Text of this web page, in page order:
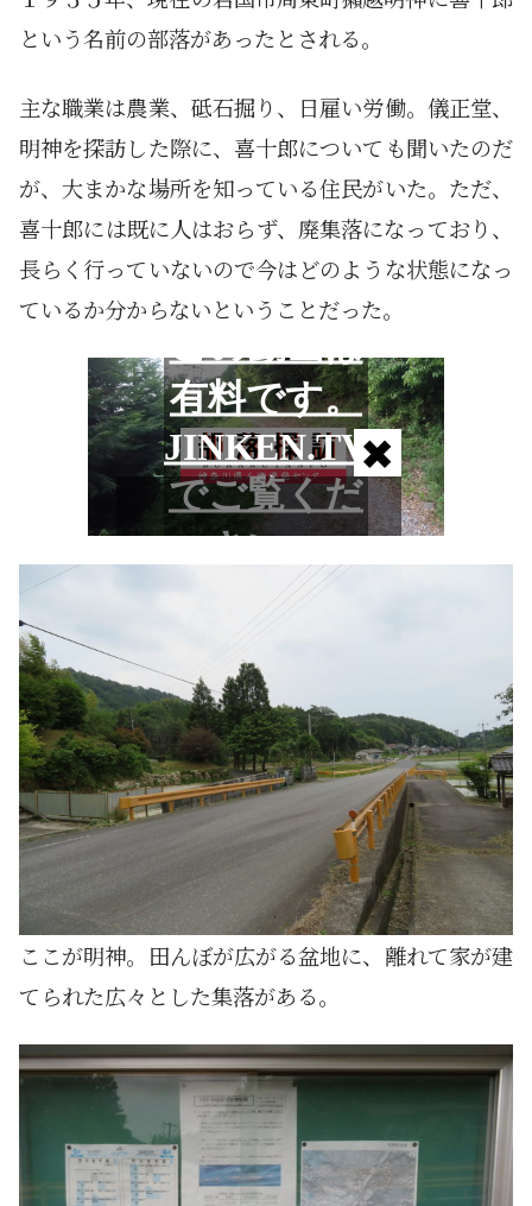
という名前の部落があったとされる。
主な職業は農業、砥石掘り、日雇い労働。儀正堂、
明神を探訪した際に、喜十郎についても聞いたのだ
が、大まかな場所を知っている住民がいた。ただ、
喜十郎には既に人はおらず、廃集落になっており、
長らく行っていないので今はどのような状態になっ
ているか分からないということだった。
ここが明神。田んぼが広がる盆地に、離れて家が建
てられた広々とした集落がある。